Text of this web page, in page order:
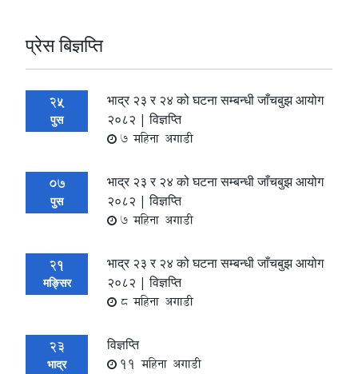
प्रेस बिज्ञप्ति
25
पुस
भाद्र २३ र २४ को घटना सम्बन्धी जाँचबुझ आयोग
२०८२ | विज्ञप्ति
7 महिना अगाडी
07
पुस
भाद्र २३ र २४ को घटना सम्बन्धी जाँचबुझ आयोग
२०८२ | विज्ञप्ति
7 महिना अगाडी
21
मङ्सिर
भाद्र २३ र २४ को घटना सम्बन्धी जाँचबुझ आयोग
२०८२ | विज्ञप्ति
8 महिना अगाडी
23
भाद्र
विज्ञप्ति
11 महिना अगाडी